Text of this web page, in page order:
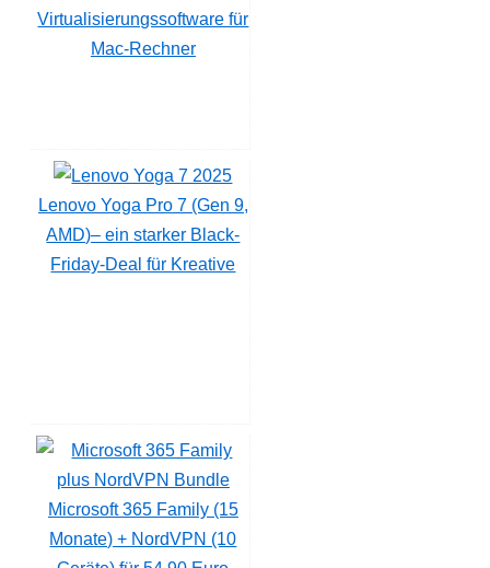
Virtualisierungssoftware für
Mac-Rechner
Lenovo Yoga Pro 7 (Gen 9,
AMD)– ein starker Black-
Friday-Deal für Kreative
Microsoft 365 Family (15
Monate) + NordVPN (10